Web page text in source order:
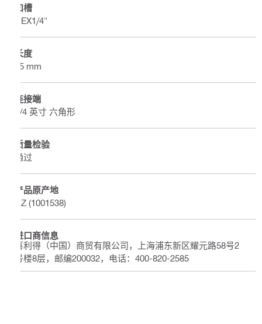
凹槽
HEX1/4"
长度
75 mm
连接端
1/4 英寸 六角形
质量检验
通过
产品原产地
CZ (1001538)
进口商信息
喜利得（中国）商贸有限公司，上海浦东新区耀元路58号2
号楼8层，邮编200032，电话：400-820-2585